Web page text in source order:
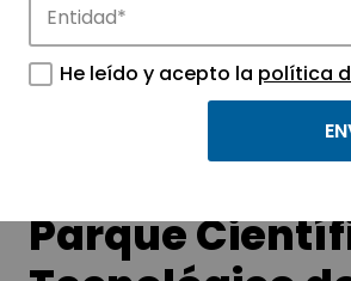
APTE y sus parques
tecnológicos.
Parque
He leído y acepto la política